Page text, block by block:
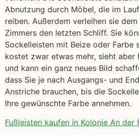
Abnutzung durch Möbel, die im
reiben. Außerdem verleihen sie
Zimmers den letzten Schliff. Sie
Sockelleisten mit Beize oder Farbe
kostet zwar etwas mehr, sieht aber
und kann ein ganz neues Bild
dass Sie je nach Ausgangs- und
Anstriche brauchen, bis die
Ihre gewünschte Farbe annehmen.
Fußleisten kaufen in Kolonie An der